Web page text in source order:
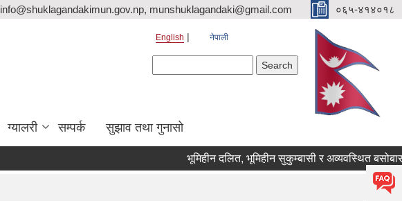
info@shuklagandakimun.gov.np, munshuklagandaki@gmail.com ०६५-४१४०१८
English नेपाली
ग्यालरी सम्पर्क सुझाव तथा गुनासो
भूमिहीन दलित, भूमिहीन सुकुम्बासी र अव्यवस्थित बसोबासीले